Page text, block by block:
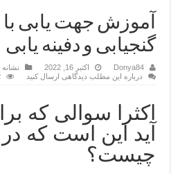
آموزش جهت یابی با
گنجیابی و دفینه یابی
Donya84 اکتبر 16, 2022
درباره این مطلب دیدگاهی ارسال کنید
اکثرا سوالی که
آید این است که
چیست؟